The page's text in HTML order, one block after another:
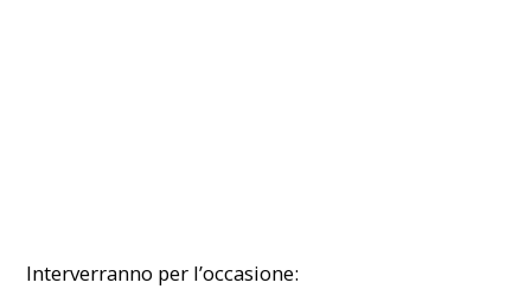
Interverranno per l’occasione: